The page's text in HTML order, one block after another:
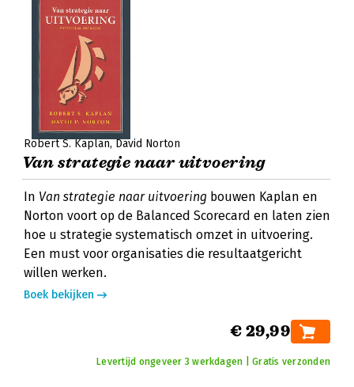
Robert S. Kaplan David Norton
Van strategie naar uitvoering
In Van strategie naar uitvoering bouwen Kaplan en
Norton voort op de Balanced Scorecard en laten zien
hoe u strategie systematisch omzet in uitvoering.
Een must voor organisaties die resultaatgericht
willen werken.
Boek bekijken
€ 29,99
Levertijd ongeveer 3 werkdagen | Gratis verzonden